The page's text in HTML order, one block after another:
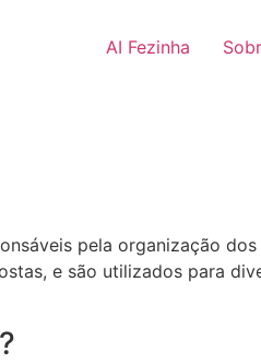
AI Fezinha
pela organização
e são utilizados para